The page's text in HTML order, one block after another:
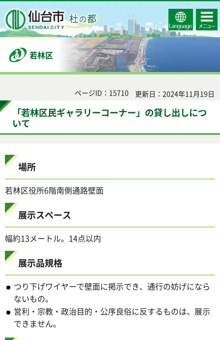
Select
Language
コンテ
ンツメ
ニュー
若林区
ページID：15710 更新日：2024年11月19日
「若林区民ギャラリーコーナー」の貸し出しにつ
いて
場所
若林区役所6階南側通路壁面
展示スペース
幅約13メートル。14点以内
展示品規格
つり下げワイヤーで壁面に掲示でき、通行の妨げになら
ないもの。
営利・宗教・政治目的・公序良俗に反するものは、展示
できません。